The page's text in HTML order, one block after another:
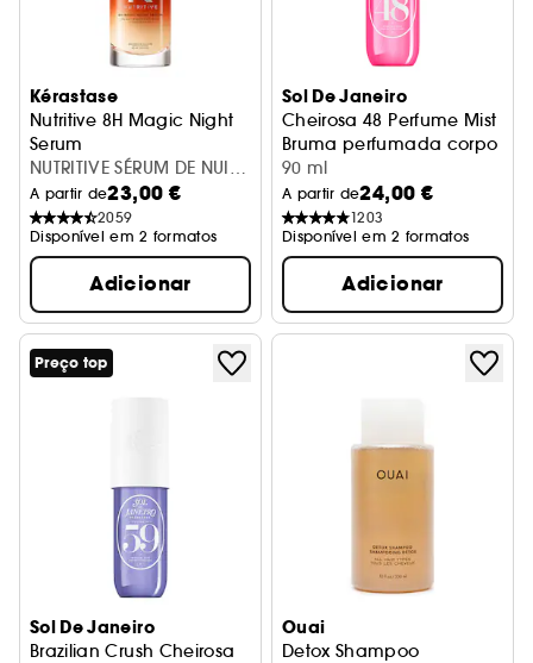
Kérastase
Nutritive 8H Magic Night
Serum
Sérum
NUTRITIVE SÉRUM DE NUIT
8H 90ML
A partir de23,00 €
2059
Disponível em 2 formatos
Adicionar
Sol De Janeiro
Cheirosa 48 Perfume Mist
Bruma perfumada corpo e
90 ml
A partir de24,00 €
1203
Disponível em 2 formatos
Adicionar
Preço top
Sol De Janeiro
Brazilian Crush Cheirosa
Ouai
Detox Shampoo